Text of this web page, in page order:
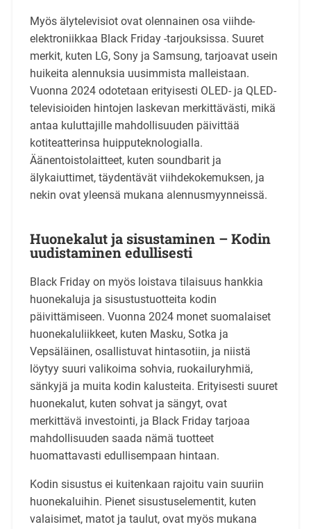
Myös älytelevisiot ovat olennainen osa viihde-
elektroniikkaa Black Friday -tarjouksissa. Suuret
merkit, kuten LG, Sony ja Samsung, tarjoavat usein
huikeita alennuksia uusimmista malleistaan.
Vuonna 2024 odotetaan erityisesti OLED- ja QLED-
televisioiden hintojen laskevan merkittävästi, mikä
antaa kuluttajille mahdollisuuden päivittää
kotiteatterinsa huipputeknologialla.
Äänentoistolaitteet, kuten soundbarit ja
älykaiuttimet, täydentävät viihdekokemuksen, ja
nekin ovat yleensä mukana alennusmyynneissä.
Huonekalut ja sisustaminen – Kodin
uudistaminen edullisesti
Black Friday on myös loistava tilaisuus hankkia
huonekaluja ja sisustustuotteita kodin
päivittämiseen. Vuonna 2024 monet suomalaiset
huonekaluliikkeet, kuten Masku, Sotka ja
Vepsäläinen, osallistuvat hintasotiin, ja niistä
löytyy suuri valikoima sohvia, ruokailuryhmiä,
sänkyjä ja muita kodin kalusteita. Erityisesti suuret
huonekalut, kuten sohvat ja sängyt, ovat
merkittävä investointi, ja Black Friday tarjoaa
mahdollisuuden saada nämä tuotteet
huomattavasti edullisempaan hintaan.
Kodin sisustus ei kuitenkaan rajoitu vain suuriin
huonekaluihin. Pienet sisustuselementit, kuten
valaisimet, matot ja taulut, ovat myös mukana